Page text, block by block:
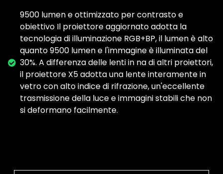
9500 lumen e ottimizzato per contrasto e
obiettivo Il proiettore aggiornato adotta la
tecnologia di illuminazione RGB+BP, il lumen è alto
quanto 9500 lumen e l'immagine è illuminata del
30%. A differenza delle lenti in na di altri proiettori,
il proiettore X5 adotta una lente interamente in
vetro con alto indice di rifrazione, un'eccellente
trasmissione della luce e immagini stabili che non
si deformano facilmente.